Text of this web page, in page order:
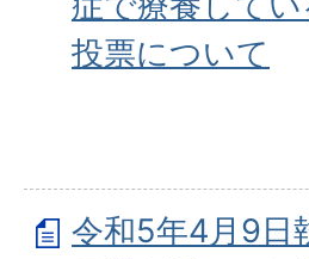
投票について
令和5年4月9日